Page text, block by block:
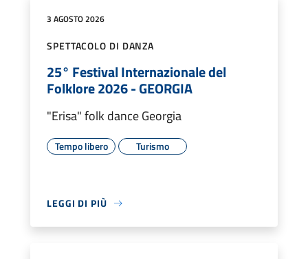
3 AGOSTO 2026
SPETTACOLO DI DANZA
25° Festival Internazionale del
Folklore 2026 - GEORGIA
"Erisa" folk dance Georgia
Tempo libero Turismo
LEGGI DI PIÙ